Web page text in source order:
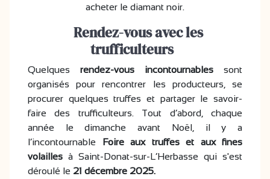
acheter le diamant noir.
Rendez-vous avec les
trufficulteurs
Quelques rendez-vous incontournables sont
organisés pour rencontrer les producteurs, se
procurer quelques truffes et partager le savoir-
faire des trufficulteurs. Tout d’abord, chaque
année le dimanche avant Noël, il y a
l’incontournable Foire aux truffes et aux fines
volailles à Saint-Donat-sur-L’Herbasse qui s'est
déroulé le 21 décembre 2025.